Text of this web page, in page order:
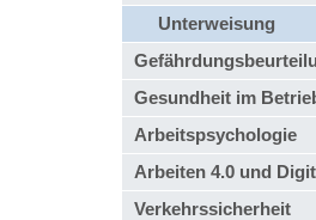
Unterweisung
Gesundheit im
Arbeitspsychologie
Arbeiten 4.0 und
Verkehrssicherheit